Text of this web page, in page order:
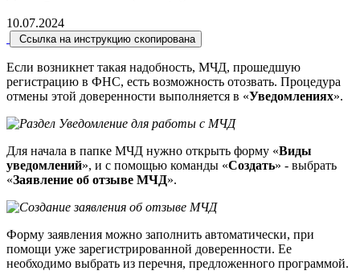
10.07.2024
Ссылка на инструкцию скопирована
Если возникнет такая надобность, МЧД, прошедшую
регистрацию в ФНС, есть возможность отозвать. Процедура
отмены этой доверенности выполняется в «Уведомлениях».
Для начала в папке МЧД нужно открыть форму «Виды
уведомлений», и с помощью команды «Создать» - выбрать
«Заявление об отзыве МЧД».
Форму заявления можно заполнить автоматически, при
помощи уже зарегистрированной доверенности. Ее
необходимо выбрать из перечня, предложенного программой.